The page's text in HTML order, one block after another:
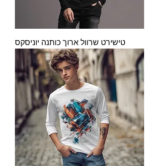
טישירט שרוול ארוך כותנה יוניסקס